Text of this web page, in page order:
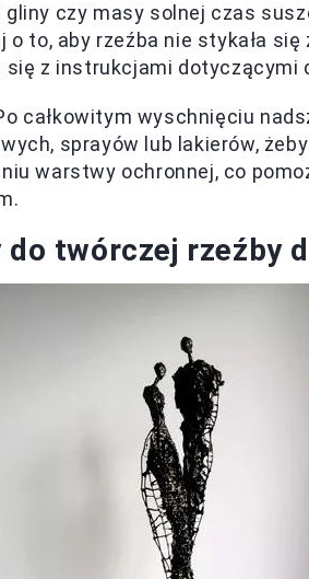
czy masy solnej czas
o to, aby rzeźba nie stykała
się z instrukcjami dotyczącymi
całkowitym wyschnięciu
sprayów lub lakierów,
warstwy ochronnej, co
do twórczej rzeźby